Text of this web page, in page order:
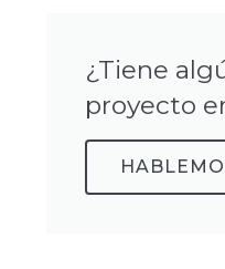
¿Tiene
proyecto